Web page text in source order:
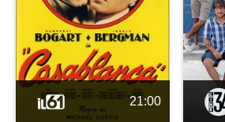
21:00